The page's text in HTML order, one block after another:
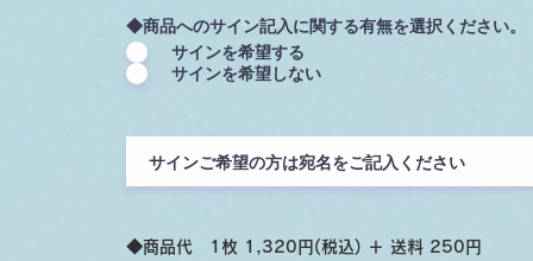
◆商品へのサイン記入に関する有無を選択ください。
サインを希望する
サインを希望しない
​◆商品代 1枚 1,320円(税込) ＋ 送料 250円